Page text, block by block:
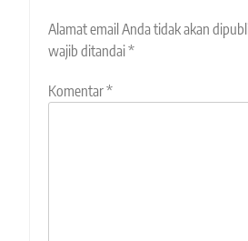
Alamat email Anda tidak akan
wajib ditandai*
Komentar*